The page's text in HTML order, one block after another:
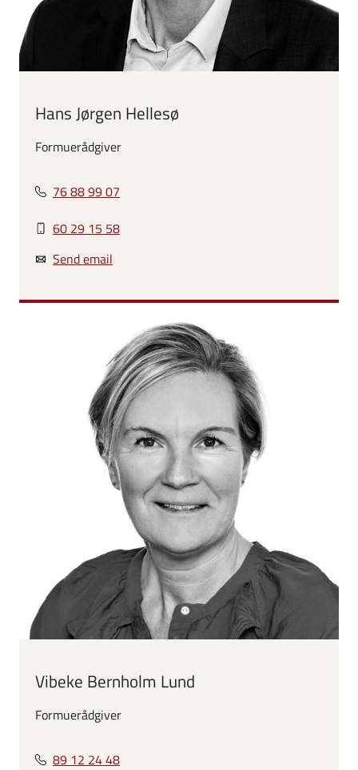
Hans Jørgen Hellesø
Formuerådgiver
76 88 99 07
60 29 15 58
Send email
Vibeke Bernholm Lund
Formuerådgiver
89 12 24 48